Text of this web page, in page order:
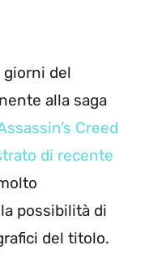
giorni del
alla saga
Creed
di recente
possibilità di
del titolo.